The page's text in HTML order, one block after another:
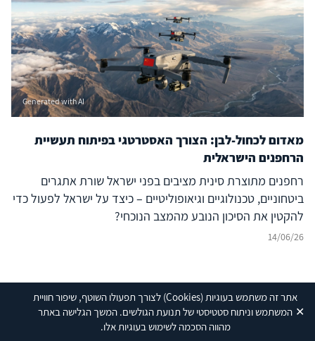
אתר זה משתמש בעוגיות(Cookies) לצורך תפעולו השוטף, שיפור חוויית
המשתמש וניתוח סטטיסטי של תנועת הגולשים. המשך הגלישה באתר
מהווה הסכמה לשימוש בעוגיות אלו.
✕
Generated with AI
מאדום לכחול-לבן: הצורך האסטרטגי בפיתוח תעשיית
הרחפנים הישראלית
רחפנים מתוצרת סינית מציבים בפני ישראל שורת אתגרים
ביטחוניים, טכנולוגיים וגיאופוליטיים – כיצד על ישראל לפעול כדי
להקטין את הסיכון הנובע מהמצב הנוכחי?
14/06/26